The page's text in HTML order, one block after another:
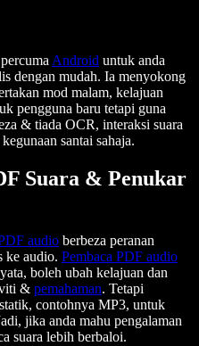
Android untuk anda
dengan mudah. Ia menyokong
mod malam, kelajuan
pengguna baru tetapi guna
& tiada OCR, interaksi suara
santai sahaja.
Suara & Penukar
audio berbeza peranan
ke audio. Pembaca PDF audio
boleh ubah kelajuan dan
& pemahaman. Tetapi
contohnya MP3, untuk
jika anda mahu pengalaman
suara lebih berbaloi.